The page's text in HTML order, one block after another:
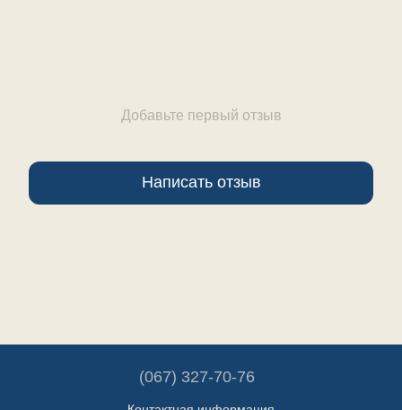
Добавьте первый отзыв
Написать отзыв
(067) 327-70-76